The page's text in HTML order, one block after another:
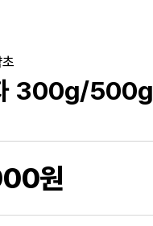
10 선물
300g/500g
원